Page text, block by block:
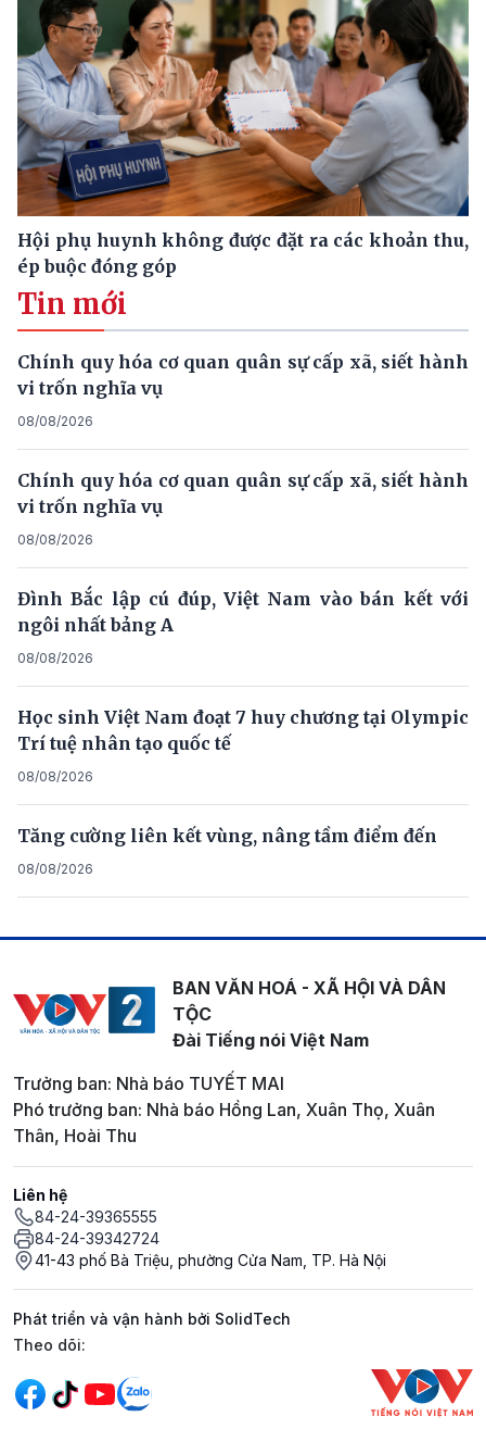
Hội phụ huynh không được đặt ra các khoản thu,
ép buộc đóng góp
Tin mới
Chính quy hóa cơ quan quân sự cấp xã, siết hành
vi trốn nghĩa vụ
08/08/2026
Chính quy hóa cơ quan quân sự cấp xã, siết hành
vi trốn nghĩa vụ
08/08/2026
Đình Bắc lập cú đúp, Việt Nam vào bán kết với
ngôi nhất bảng A
08/08/2026
Học sinh Việt Nam đoạt 7 huy chương tại Olympic
Trí tuệ nhân tạo quốc tế
08/08/2026
Tăng cường liên kết vùng, nâng tầm điểm đến
08/08/2026
BAN VĂN HOÁ - XÃ HỘI VÀ DÂN
TỘC
Đài Tiếng nói Việt Nam
Trưởng ban: Nhà báo TUYẾT MAI
Phó trưởng ban: Nhà báo Hồng Lan, Xuân Thọ, Xuân
Thân, Hoài Thu
Liên hệ
84-24-39365555
84-24-39342724
41-43 phố Bà Triệu, phường Cửa Nam, TP. Hà Nội
Phát triển và vận hành bởi SolidTech
Mạng xã hội
Theo dõi: